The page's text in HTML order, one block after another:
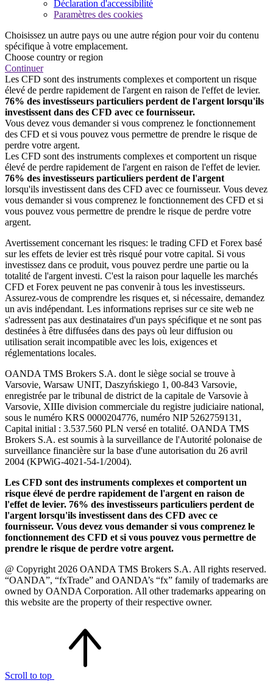
Déclaration d'accessibilité
Paramètres des cookies
Choisissez un autre pays ou une autre région pour voir du contenu
spécifique à votre emplacement.
Choose country or region
Continuer
Les CFD sont des instruments complexes et comportent un risque
élevé de perdre rapidement de l'argent en raison de l'effet de levier.
76% des investisseurs particuliers perdent de l'argent lorsqu'ils
investissent dans des CFD avec ce fournisseur.
Vous devez vous demander si vous comprenez le fonctionnement
des CFD et si vous pouvez vous permettre de prendre le risque de
perdre votre argent.
Les CFD sont des instruments complexes et comportent un risque
élevé de perdre rapidement de l'argent en raison de l'effet de levier.
76% des investisseurs particuliers perdent de l'argent
lorsqu'ils investissent dans des CFD avec ce fournisseur. Vous devez
vous demander si vous comprenez le fonctionnement des CFD et si
vous pouvez vous permettre de prendre le risque de perdre votre
argent.
Avertissement concernant les risques: le trading CFD et Forex basé
sur les effets de levier est très risqué pour votre capital. Si vous
investissez dans ce produit, vous pouvez perdre une partie ou la
totalité de l'argent investi. C'est la raison pour laquelle les marchés
CFD et Forex peuvent ne pas convenir à tous les investisseurs.
Assurez-vous de comprendre les risques et, si nécessaire, demandez
un avis indépendant. Les informations reprises sur ce site web ne
s'adressent pas aux destinataires d'un pays spécifique et ne sont pas
destinées à être diffusées dans des pays où leur diffusion ou
utilisation serait incompatible avec les lois, exigences et
réglementations locales.
OANDA TMS Brokers S.A. dont le siège social se trouve à
Varsovie, Warsaw UNIT, Daszyńskiego 1, 00-843 Varsovie,
enregistrée par le tribunal de district de la capitale de Varsovie à
Varsovie, XIIIe division commerciale du registre judiciaire national,
sous le numéro KRS 0000204776, numéro NIP 5262759131,
Capital initial : 3.537.560 PLN versé en totalité. OANDA TMS
Brokers S.A. est soumis à la surveillance de l'Autorité polonaise de
surveillance financière sur la base d'une autorisation du 26 avril
2004 (KPWiG-4021-54-1/2004).
Les CFD sont des instruments complexes et comportent un
risque élevé de perdre rapidement de l'argent en raison de
l'effet de levier. 76% des investisseurs particuliers perdent de
l'argent lorsqu'ils investissent dans des CFD avec ce
fournisseur. Vous devez vous demander si vous comprenez le
fonctionnement des CFD et si vous pouvez vous permettre de
prendre le risque de perdre votre argent.
@ Copyright 2026 OANDA TMS Brokers S.A. All rights reserved.
“OANDA”, “fxTrade” and OANDA’s “fx” family of trademarks are
owned by OANDA Corporation. All other trademarks appearing on
this website are the property of their respective owner.
Scroll to top